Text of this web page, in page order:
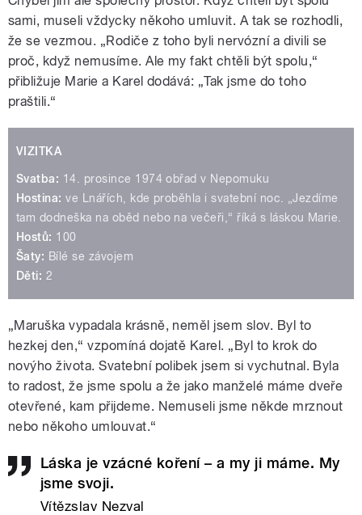
sami, museli vždycky někoho umluvit. A tak se rozhodli,
že se vezmou. „Rodiče z toho byli nervózní a divili se
proč, když nemusíme. Ale my fakt chtěli být spolu,“
přibližuje Marie a Karel dodává: „Tak jsme do toho
praštili.“
VIZITKA
Svatba: 14. prosince 1974 obřad v Nepomuku
Hostina: ve Lnářích, kde proběhla i svatební noc. „Jezdíme
tam dodneška na oběd nebo na večeři,“ říká s láskou Marie.
Hostů: 100
Šaty: Bílé se závojem
Děti: 2
„Maruška vypadala krásně, neměl jsem slov. Byl to
hezkej den,“ vzpomíná dojatě Karel. „Byl to krok do
novýho života. Svatební polibek jsem si vychutnal. Byla
to radost, že jsme spolu a že jako manželé máme dveře
otevřené, kam přijdeme. Nemuseli jsme někde mrznout
nebo někoho umlouvat.“
Láska je vzácné koření – a my ji máme. My
jsme svoji.
Vítězslav Nezval